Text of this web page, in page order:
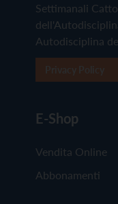
Settimanali
Autodisciplina
E-Shop
Vendita Online
Abbonamenti